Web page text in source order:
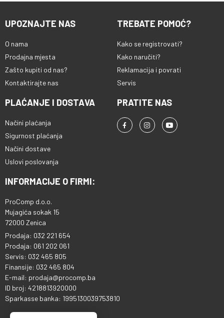
UPOZNAJTE NAS
O nama
Prodajna mjesta
Zašto kupiti od nas?
Kontaktirajte nas
TREBATE POMOĆ?
Kako se registrovati?
Kako naručiti?
Reklamacija i povrati
Servis
PLAĆANJE I DOSTAVA
Načini plaćanja
Sigurnost plaćanja
Načini dostave
Uslovi poslovanja
PRATITE NAS
INFORMACIJE O FIRMI:
ProComp d.o.o.
Mujagića sokak 15
72000 Zenica
Prodaja: 032 221 654
Prodaja: 061 202 061
Servis: 032 465 805
Finansije: 032 465 804
E-mail: prodaja@procomp.ba
ID broj: 4218813920000
Sparkasse banka: 1995130039753810